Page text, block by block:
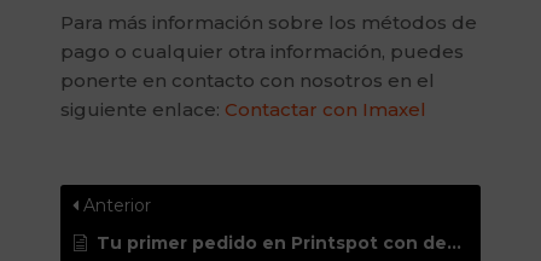
Para más información sobre los métodos de
pago o cualquier otra información, puedes
ponerte en contacto con nosotros en el
siguiente enlace: Contactar con Imaxel
Anterior
Tu primer pedido en Printspot con descarga manual